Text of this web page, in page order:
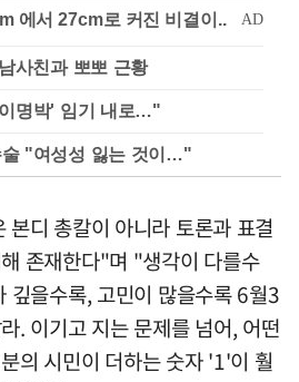
사친과 뽀뽀 근황
명박' 임기 내로…"
술 "여성성 잃는 것이…"
디 총칼이 아니라 토론과 표결
존재한다"며 "생각이 다를수
깊을수록, 고민이 많을수록 6월3
. 이기고 지는 문제를 넘어, 어떤
의 시민이 더하는 숫자 '1'이 훨